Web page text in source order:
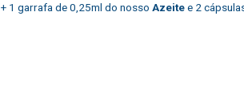
1 garrafa de 0,25ml do nosso Azeitee 2